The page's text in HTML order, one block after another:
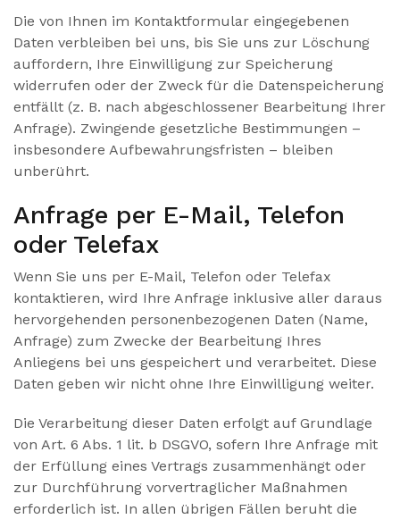
Die von Ihnen im Kontaktformular eingegebenen
Daten verbleiben bei uns, bis Sie uns zur Löschung
auffordern, Ihre Einwilligung zur Speicherung
widerrufen oder der Zweck für die Datenspeicherung
entfällt (z. B. nach abgeschlossener Bearbeitung Ihrer
Anfrage). Zwingende gesetzliche Bestimmungen –
insbesondere Aufbewahrungsfristen – bleiben
unberührt.
Anfrage per E-Mail, Telefon
oder Telefax
Wenn Sie uns per E-Mail, Telefon oder Telefax
kontaktieren, wird Ihre Anfrage inklusive aller daraus
hervorgehenden personenbezogenen Daten (Name,
Anfrage) zum Zwecke der Bearbeitung Ihres
Anliegens bei uns gespeichert und verarbeitet. Diese
Daten geben wir nicht ohne Ihre Einwilligung weiter.
Die Verarbeitung dieser Daten erfolgt auf Grundlage
von Art. 6 Abs. 1 lit. b DSGVO, sofern Ihre Anfrage mit
der Erfüllung eines Vertrags zusammenhängt oder
zur Durchführung vorvertraglicher Maßnahmen
erforderlich ist. In allen übrigen Fällen beruht die